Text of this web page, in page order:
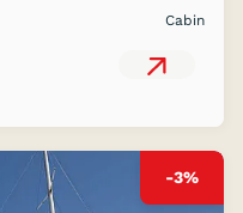
Cabin
-3%